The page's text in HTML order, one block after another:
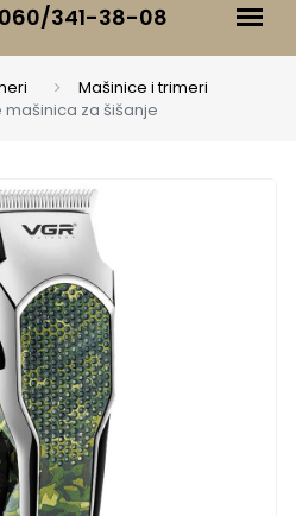
060/341-38-08
Mašinice i trimeri
mašinica za šišanje